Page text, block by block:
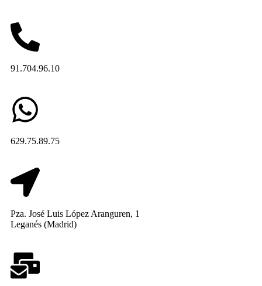
91.704.96.10
629.75.89.75
Pza. José Luis López Aranguren, 1
Leganés (Madrid)